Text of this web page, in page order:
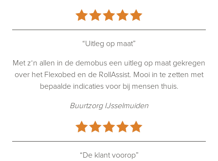
“Uitleg op maat”
Met z‘n allen in de demobus een uitleg op maat gekregen
over het Flexobed en de RollAssist. Mooi in te zetten met
bepaalde indicaties voor bij mensen thuis.
Buurtzorg IJsselmuiden
“De klant voorop”